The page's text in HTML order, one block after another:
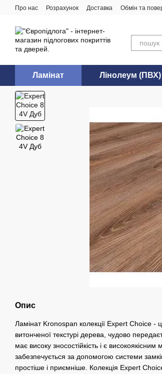
Перейти до основного контенту
Про нас Розрахунок Доставка Обмін та
Ламінат Лінолеум (ПВХ)
Опис
Ламінат Kronospan колекції Expert Choice -
витонченої текстурі дерева, чудово
має високу зносостійкість і є
забезпечується за допомогою системи
простіше і приємніше. Колекція Expert